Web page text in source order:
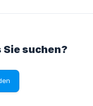
suchen?